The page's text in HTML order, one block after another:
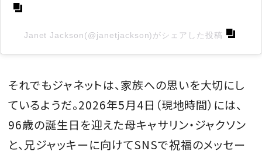
Janet Jackson(@janetjackson)がシェアした投稿
それでもジャネットは、家族への思いを大切にし
ているようだ。2026年5月4日（現地時間）には、
96歳の誕生日を迎えた母キャサリン・ジャクソン
と、兄ジャッキーに向けてSNSで祝福のメッセー